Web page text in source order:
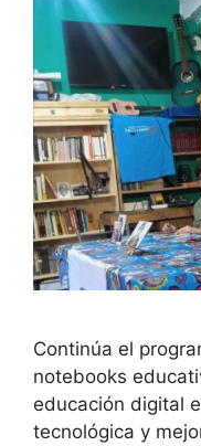
Continúa el
notebooks
educación digital
tecnológica y